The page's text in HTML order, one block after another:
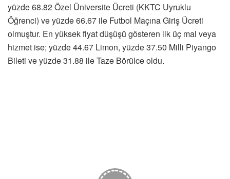
yüzde 68.82 Özel Üniversite Ücreti (KKTC Uyruklu
Öğrenci) ve yüzde 66.67 ile Futbol Maçına Giriş Ücreti
olmuştur. En yüksek fiyat düşüşü gösteren ilk üç mal veya
hizmet ise; yüzde 44.67 Limon, yüzde 37.50 Milli Piyango
Bileti ve yüzde 31.88 ile Taze Börülce oldu.